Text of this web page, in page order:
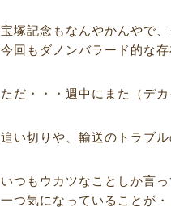
宝塚記念もなんやかんやで
今回もダノンバラード的な
ただ・・・週中にまた（デ
追い切りや、輸送のトラブ
いつもウカツなことしか言っ
一つ気になっていることが・